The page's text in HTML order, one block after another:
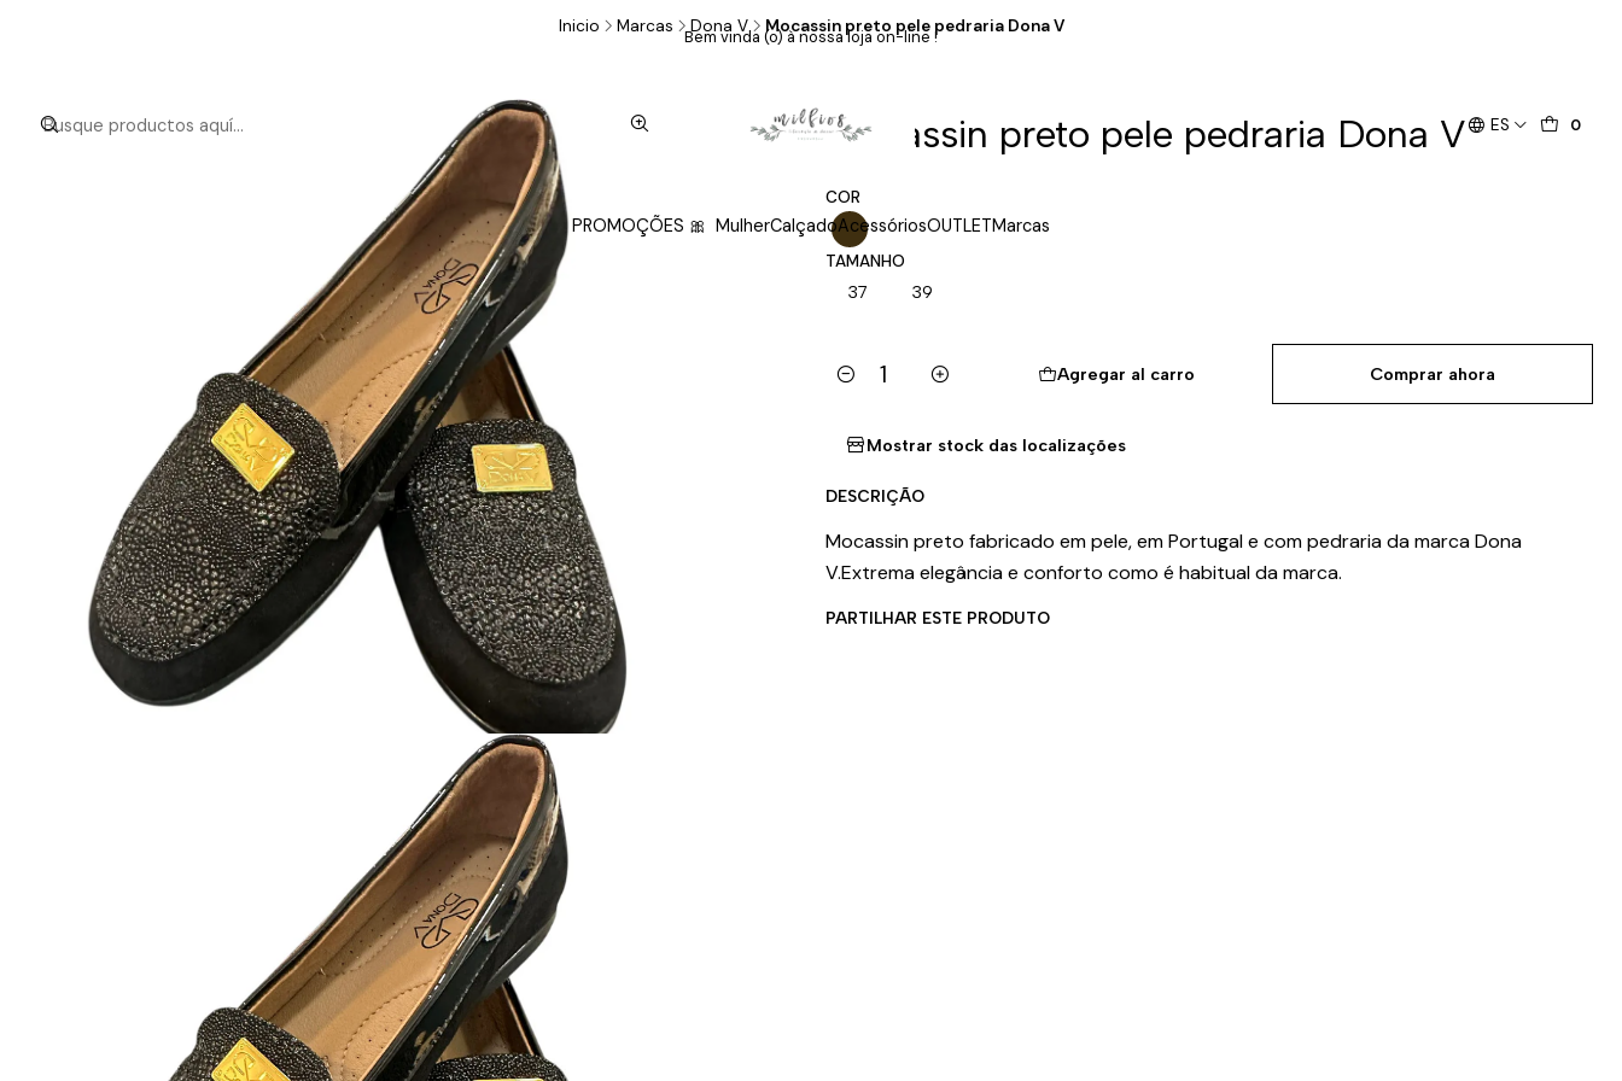
ES 0
PROMOÇÕES 🎀 MulherCalçadoAcessóriosOUTLETMarcas
Bem vinda (o) à nossa loja on-line !
Inicio Marcas Dona V Mocassin preto pele pedraria Dona V
Mocassin preto pele pedraria Dona V
COR
TAMANHO
37 39
Cantidad
Agregar al carro Comprar ahora
Mostrar stock das localizações
DESCRIÇÃO
Mocassin preto fabricado em pele, em Portugal e com pedraria da marca Dona
V.Extrema elegância e conforto como é habitual da marca.
PARTILHAR ESTE PRODUTO